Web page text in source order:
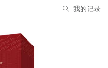
我的记录